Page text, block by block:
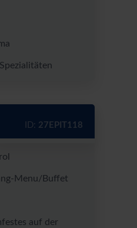
Menu/Buffet
auf der
ID: 27EPIT118